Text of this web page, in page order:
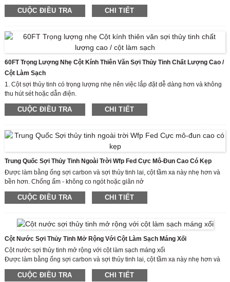
các công cụ tiêu chuẩn
Chống va đập - Thảm sợi thủy tinh phân phối tải trọng để tránh hư hỏng bề mặt
phận khác cũng có sẵn, như ren gắn 5/8-11, v.v.
Bền bỉ - tuổi thọ thấp hơn vật liệu xây dựng truyền thống
CUỘC ĐIỀU TRA CHI TIẾT
60FT Trọng Lượng Nhẹ Cột Kính Thiên Văn Sợi Thủy Tinh Chất Lượng Cao /
Cột Làm Sạch
1. Cột sợi thủy tinh có trọng lượng nhẹ nên việc lắp đặt dễ dàng hơn và không
thu hút sét hoặc dẫn điện.
2. Nó sẽ linh hoạt nhưng không bị gãy
3. Nói cách khác, cột sợi thủy tinh đủ chắc chắn để chống lại gió hoặc thời tiết
CUỘC ĐIỀU TRA CHI TIẾT
Trung Quốc Sợi Thủy Tinh Ngoài Trời Wfp Fed Cực Mô-Đun Cao Có Kẹp
Được làm bằng ống sợi carbon và sợi thủy tinh lai, cột tầm xa này nhẹ hơn và
bền hơn. Chống ẩm - không co ngót hoặc giãn nở
Kháng hóa chất - kháng axit và kiềm
Thông thường, chúng tôi chỉ cung cấp cột sợi carbon. Nếu bạn cần, các bộ
CUỘC ĐIỀU TRA CHI TIẾT
Cột Nước Sợi Thủy Tinh Mở Rộng Với Cột Làm Sạch Máng Xối
Cột nước sợi thủy tinh mở rộng với cột làm sạch máng xối
Được làm bằng ống sợi carbon và sợi thủy tinh lai, cột tầm xa này nhẹ hơn và
bền hơn. Nguyên nhân chính là một trong những lợi ích lớn nhất của việc sử
dụng ống composite nói chung là khả năng chống chọi với thời tiết tốt hơn
CUỘC ĐIỀU TRA CHI TIẾT